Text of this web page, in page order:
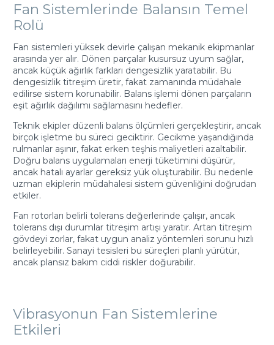
Fan Sistemlerinde Balansın Temel
Rolü
Fan sistemleri yüksek devirle çalışan mekanik ekipmanlar
arasında yer alır. Dönen parçalar kusursuz uyum sağlar,
ancak küçük ağırlık farkları dengesizlik yaratabilir. Bu
dengesizlik titreşim üretir, fakat zamanında müdahale
edilirse sistem korunabilir. Balans işlemi dönen parçaların
eşit ağırlık dağılımı sağlamasını hedefler.
Teknik ekipler düzenli balans ölçümleri gerçekleştirir, ancak
birçok işletme bu süreci geciktirir. Gecikme yaşandığında
rulmanlar aşınır, fakat erken teşhis maliyetleri azaltabilir.
Doğru balans uygulamaları enerji tüketimini düşürür,
ancak hatalı ayarlar gereksiz yük oluşturabilir. Bu nedenle
uzman ekiplerin müdahalesi sistem güvenliğini doğrudan
etkiler.
Fan rotorları belirli tolerans değerlerinde çalışır, ancak
tolerans dışı durumlar titreşim artışı yaratır. Artan titreşim
gövdeyi zorlar, fakat uygun analiz yöntemleri sorunu hızlı
belirleyebilir. Sanayi tesisleri bu süreçleri planlı yürütür,
ancak plansız bakım ciddi riskler doğurabilir.
Vibrasyonun Fan Sistemlerine
Etkileri